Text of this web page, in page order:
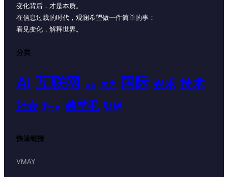
变化背后，才是本质。
在信息过载的时代，观澜希望做一件简单的事：
看见变化，解释世界。
分类
AI 互联网 体育 国内 国际 娱乐 技术
社会 科技 薅羊毛 财经
快速链接
VMAY